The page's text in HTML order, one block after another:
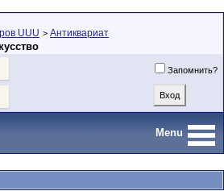
UUU > Антиквариат
Запомнить?
Menu